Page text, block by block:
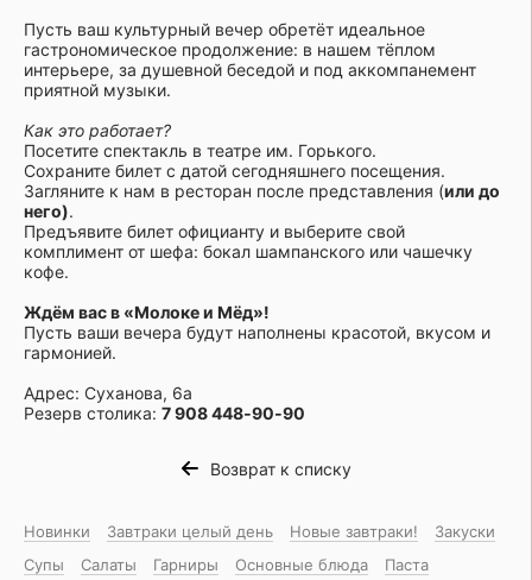
Пусть ваш культурный вечер обретёт идеальное
гастрономическое продолжение: в нашем тёплом
интерьере, за душевной беседой и под аккомпанемент
приятной музыки.
Как это работает?
Посетите спектакль в театре им. Горького.
Сохраните билет с датой сегодняшнего посещения.
Загляните к нам в ресторан после представления (или до
него).
Предъявите билет официанту и выберите свой
комплимент от шефа: бокал шампанского или чашечку
кофе.
Ждём вас в «Молоке и Мёд»!
Пусть ваши вечера будут наполнены красотой, вкусом и
гармонией.
Адрес: Суханова, 6а
Резерв столика: 7 908 448‑90‑90
Возврат к списку
Новинки Завтраки целый день Новые завтраки!
Закуски
Супы
Салаты Гарниры Основные блюда
Паста